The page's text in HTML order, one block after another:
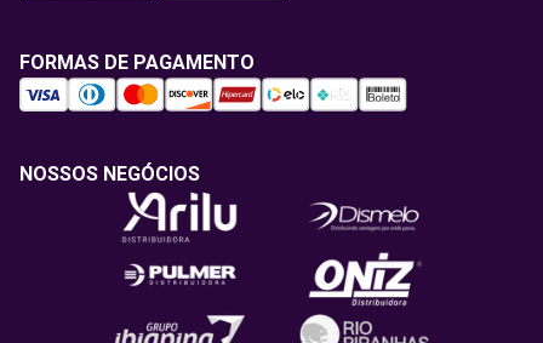
FORMAS DE PAGAMENTO
NOSSOS NEGÓCIOS